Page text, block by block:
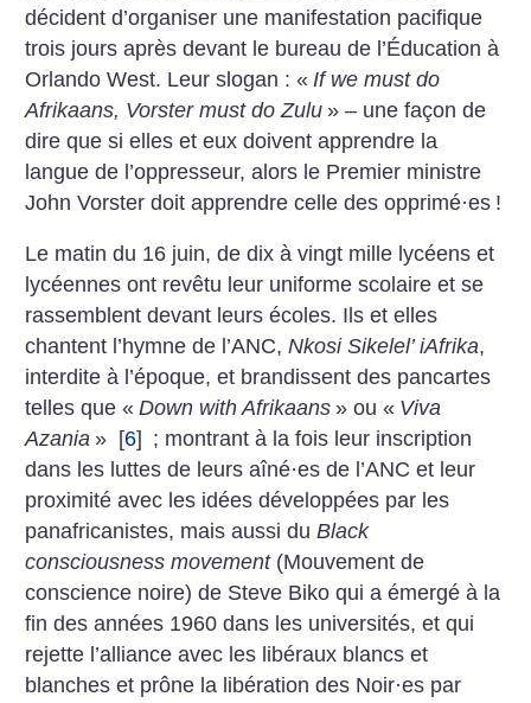
décident d’organiser une manifestation pacifique
trois jours après devant le bureau de ­l’Éducation à
Orlando West. Leur slogan : « If we must do
Afrikaans, Vorster must do Zulu » – une façon de
dire que si elles et eux doivent apprendre la
langue de l’oppresseur, alors le Premier ministre
John Vorster doit apprendre celle des opprimé·es !
Le matin du 16 juin, de dix à vingt mille lycéens et
lycéennes ont revêtu leur uniforme scolaire et se
rassemblent devant leurs écoles. Ils et elles
chantent l’hymne de l’ANC,Nkosi Sikelel’ iAfrika,
interdite à l’époque, et brandissent des pancartes
telles que « Down with Afrikaans » ou « Viva
Azania » [6] ; montrant à la fois leur inscription
dans les luttes de leurs aîné·es de l’ANC et leur
proximité avec les idées développées par les
panafricanistes, mais aussi duBlack
consciousness movement(Mouvement de
conscience noire) de Steve Biko qui a émergé à la
fin des années 1960 dans les universités, et qui
rejette l’alliance avec les libéraux blancs et
blanches et prône la libération des Noir·es par